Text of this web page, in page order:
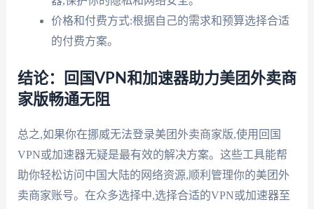
价格和付费方式:根据自己的需求和预算选择合适
的付费方案。
结论：回国VPN和加速器助力美团外卖商
家版畅通无阻
总之,如果你在挪威无法登录美团外卖商家版,使用回国
VPN或加速器无疑是最有效的解决方案。这些工具能帮
助你轻松访问中国大陆的网络资源,顺利管理你的美团外
卖商家账号。在众多选择中,选择合适的VPN或加速器至